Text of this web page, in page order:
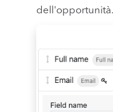
dell'opportunità.